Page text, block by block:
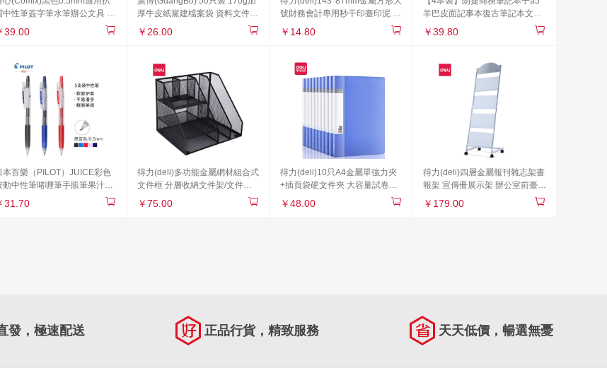
中性筆簽字筆水筆辦公文具 工
60支裝Q009
39.00
厚牛皮紙黨建檔案袋 資料文件袋
辦公用品 EN-12
￥26.00
號財務會計專用秒干印臺印泥 辦
公用品 紅色9893
￥14.80
羊巴皮面記事本復古筆記本文具
b5加厚日記本A4會議記錄本可定
￥39.80
本百樂（PILOT）JUICE彩色
動中性筆啫喱筆手賬筆果汁筆
黑藍 0.5mm 5支裝 LJU-10EF-
原裝進口
31.70
得力(deli)多功能金屬網材組合式
文件框 分層收納文件架/文件欄/
文件筐/資料架 帶筆筒 辦公用品
黑色79075
￥75.00
得力(deli)10只A4金屬單強力夾
+插頁袋硬文件夾 大容量試卷資
料夾詩朗誦簽約夾板 文件收納辦
公用品27018
￥48.00
得力(deli)四層金屬報刊雜志架書
報架 宣傳冊展示架 辦公室前臺落
￥179.00
發，極速配送 正品行貨，精致服務 天天低價，暢選無憂